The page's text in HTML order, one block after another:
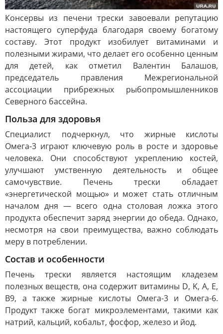
Консервы из печени трески завоевали репутацию
настоящего суперфуда благодаря своему богатому
составу. Этот продукт изобилует витаминами и
полезными жирами, что делает его особенно ценным
для детей, как отметил Валентин Балашов,
председатель правления Межрегиональной
ассоциации прибрежных рыбопромышленников
Северного бассейна.
Польза для здоровья
Специалист подчеркнул, что жирные кислоты
Омега-3 играют ключевую роль в росте и здоровье
человека. Они способствуют укреплению костей,
улучшают умственную деятельность и общее
самочувствие. Печень трески обладает
«энергетической мощью» и может стать отличным
началом дня — всего одна столовая ложка этого
продукта обеспечит заряд энергии до обеда. Однако,
несмотря на свои преимущества, важно соблюдать
меру в потреблении.
Состав и особенности
Печень трески является настоящим кладезем
полезных веществ, она содержит витамины D, K, A, E,
B9, а также жирные кислоты Омега-3 и Омега-6.
Продукт также богат микроэлементами, такими как
натрий, кальций, кобальт, фосфор, железо и йод.